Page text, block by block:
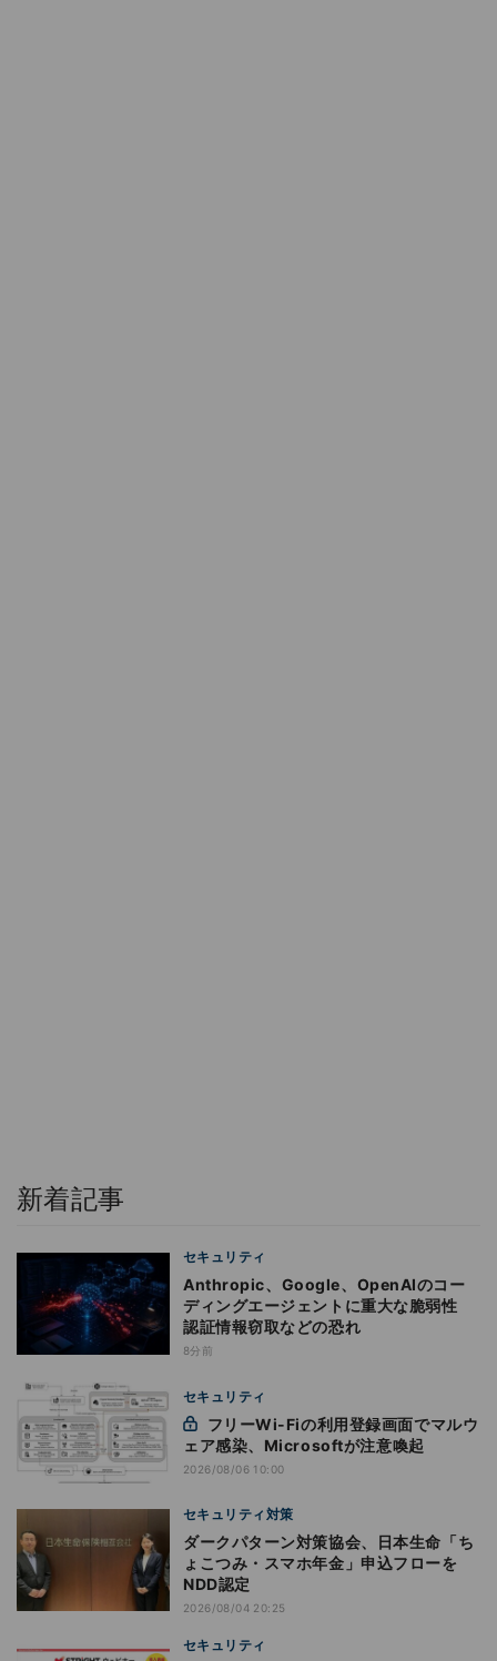
新着記事
セキュリティ
Anthropic、Google、OpenAIのコー
ディングエージェントに重大な脆弱性
認証情報窃取などの恐れ
8分前
セキュリティ
ェア感染、Microsoftが注意喚起
2026/08/06 10:00
セキュリティ対策
ダークパターン対策協会、日本生命「ち
ょこつみ・スマホ年金」申込フローを
NDD認定
2026/08/04 20:25
セキュリティ